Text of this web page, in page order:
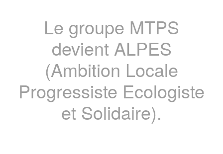
Le groupe MTPS
devient ALPES
(Ambition Locale
Progressiste Ecologiste
et Solidaire).